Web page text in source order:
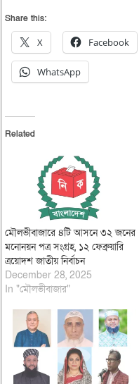
Share this:
X Facebook
WhatsApp
Related
মৌলভীবাজারে ৪টি আসনে ৩২ জনের
মনোনয়ন পত্র সংগ্রহ, ১২ ফেব্রুয়ারি
ত্রয়োদশ জাতীয় নির্বাচন
December 28, 2025
In "মৌলভীবাজার"